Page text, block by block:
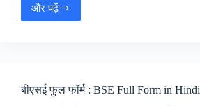
और पढ़ेंNICU
NICU
बीएसई फुल फॉर्म : BSE Full Form in Hindi